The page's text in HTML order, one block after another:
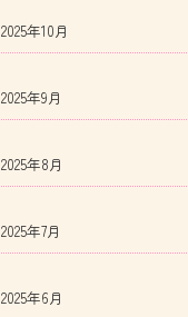
2025年10月
2025年9月
2025年8月
2025年7月
2025年6月